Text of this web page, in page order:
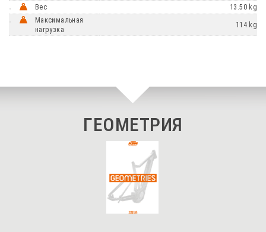
Вес
13.50 kg
Максимальная
нагрузка
114 kg
ГЕОМЕТРИЯ